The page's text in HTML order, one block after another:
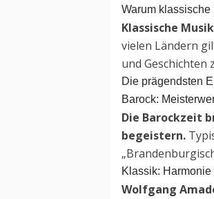
Warum
Klassische
vielen Ländern
und Geschichten
Die prägendsten
Barock:
Die Barockzeit
begeistern.
Klassik:
Wolfgang